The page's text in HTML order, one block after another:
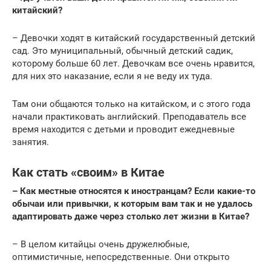
китайский?
– Девочки ходят в китайский государственный детский
сад. Это муниципальный, обычный детский садик,
которому больше 60 лет. Девочкам все очень нравится,
для них это наказание, если я не веду их туда.
Там они общаются только на китайском, и с этого года
начали практиковать английский. Преподаватель все
время находится с детьми и проводит ежедневные
занятия.
Как стать «своим» в Китае
– Как местные относятся к иностранцам? Если какие-то
обычаи или привычки, к которым вам так и не удалось
адаптировать даже через столько лет жизни в Китае?
– В целом китайцы очень дружелюбные,
оптимистичные, непосредственные. Они открыто